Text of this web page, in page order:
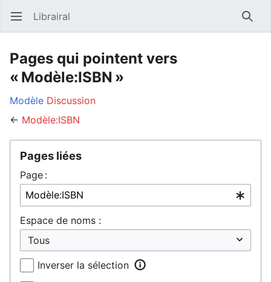
Ouvrir le menu principal Librairal
Pages qui pointent vers
« Modèle:ISBN »
Modèle Discussion
← Modèle:ISBN
Pages liées
Page :
Espace de noms :
Inverser la sélection